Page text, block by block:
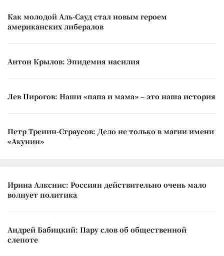
Как молодой Аль-Сауд стал новым героем
американских либералов
Антон Крылов: Эпидемия насилия
Лев Пирогов: Наши «папа и мама» – это наша история
Петр Тренин-Страусов: Дело не только в магии имени
«Акунин»
Ирина Алкснис: Россиян действительно очень мало
волнует политика
Андрей Бабицкий: Пару слов об общественной
слепоте